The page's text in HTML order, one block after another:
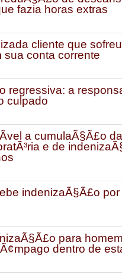
fazia horas extras
cliente que
sua conta corrente
regressiva: a
culpado
a cumulaÃ§Ã£o
e de
indenizaÃ§Ã£o
para
dentro de